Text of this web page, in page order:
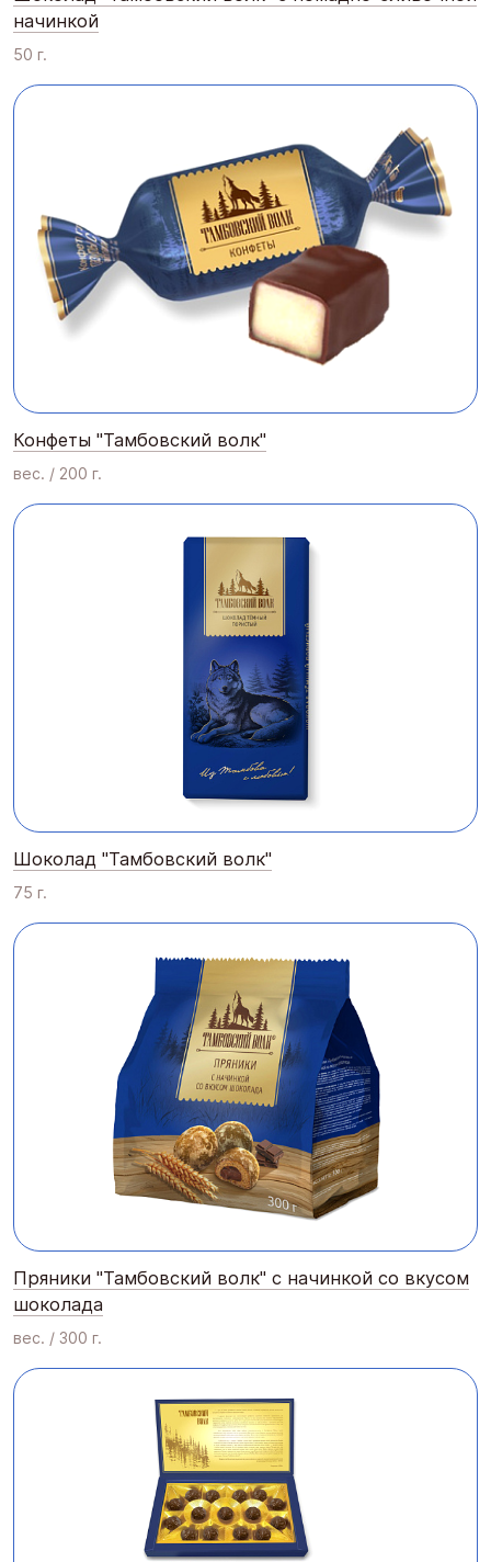
начинкой
50 г.
Конфеты "Тамбовский волк"
вес. / 200 г.
Шоколад "Тамбовский волк"
75 г.
Пряники "Тамбовский волк" с начинкой со вкусом
шоколада
вес. / 300 г.